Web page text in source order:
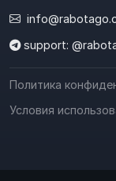
support:
Политика
Условия